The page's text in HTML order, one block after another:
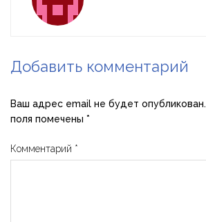
Добавить комментарий
Ваш адрес email не будет опубликован.
поля помечены *
Комментарий *